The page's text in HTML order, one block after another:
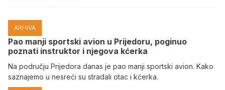
ARHIVA
Pao manji sportski avion u Prijedoru, poginuo
poznati instruktor i njegova kćerka
Na području Prijedora danas je pao manji sportski avion. Kako
saznajemo u nesreći su stradali otac i kćerka.